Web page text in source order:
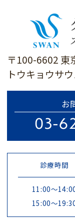
〒100-6602 東
トウキョウサ
お
03-
診療時間
11:00〜
15:00～